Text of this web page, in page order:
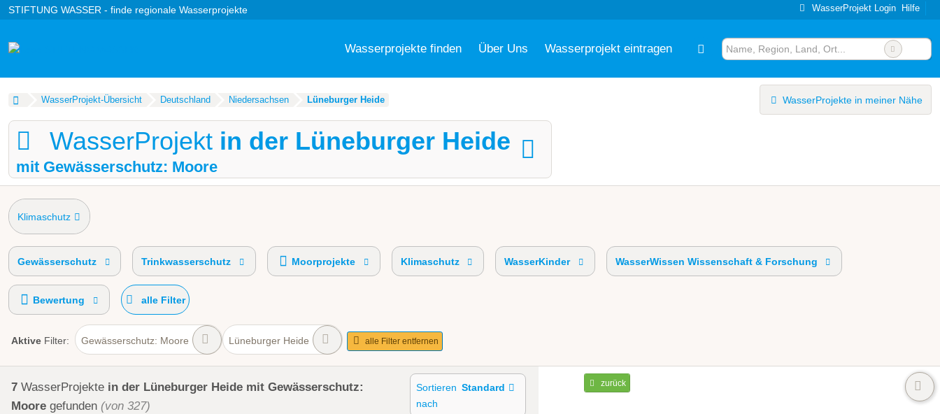
STIFTUNG WASSER - finde regionale Wasserprojekte WasserProjekt Login Hilfe
Wasserprojekte finden Über Uns Wasserprojekt eintragen
WasserProjekt-Übersicht Deutschland Niedersachsen Lüneburger Heide WasserProjekte in meiner Nähe
WasserProjekt in der Lüneburger Heide
mit Gewässerschutz: Moore
Klimaschutz
Gewässerschutz Trinkwasserschutz Moorprojekte Klimaschutz WasserKinder WasserWissen Wissenschaft & Forschung
Bewertung alle Filter
Aktive Filter: Gewässerschutz: Moore Lüneburger Heide alle Filter entfernen
7 WasserProjekte in der Lüneburger Heide mit Gewässerschutz:
Moore gefunden (von 327)
Sortieren
nach
Standard zurück